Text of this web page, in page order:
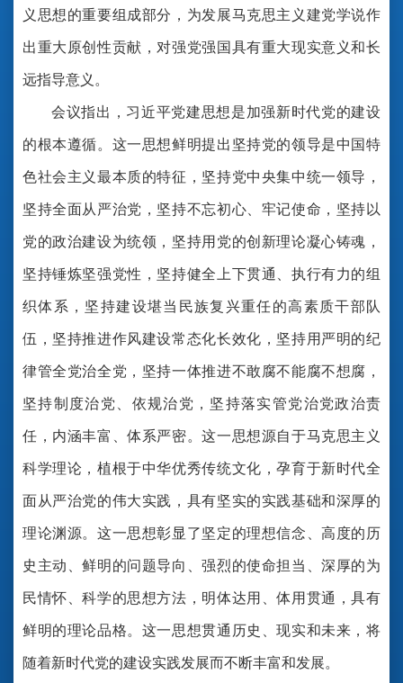
义思想的重要组成部分，为发展马克思主义建党学说作
出重大原创性贡献，对强党强国具有重大现实意义和长
远指导意义。
会议指出，习近平党建思想是加强新时代党的建设
的根本遵循。这一思想鲜明提出坚持党的领导是中国特
色社会主义最本质的特征，坚持党中央集中统一领导，
坚持全面从严治党，坚持不忘初心、牢记使命，坚持以
党的政治建设为统领，坚持用党的创新理论凝心铸魂，
坚持锤炼坚强党性，坚持健全上下贯通、执行有力的组
织体系，坚持建设堪当民族复兴重任的高素质干部队
伍，坚持推进作风建设常态化长效化，坚持用严明的纪
律管全党治全党，坚持一体推进不敢腐不能腐不想腐，
坚持制度治党、依规治党，坚持落实管党治党政治责
任，内涵丰富、体系严密。这一思想源自于马克思主义
科学理论，植根于中华优秀传统文化，孕育于新时代全
面从严治党的伟大实践，具有坚实的实践基础和深厚的
理论渊源。这一思想彰显了坚定的理想信念、高度的历
史主动、鲜明的问题导向、强烈的使命担当、深厚的为
民情怀、科学的思想方法，明体达用、体用贯通，具有
鲜明的理论品格。这一思想贯通历史、现实和未来，将
随着新时代党的建设实践发展而不断丰富和发展。